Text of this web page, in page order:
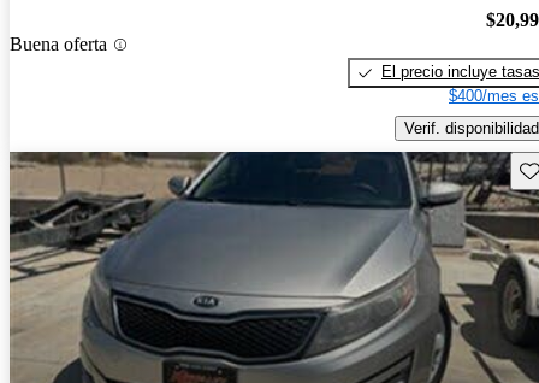
Buena oferta
El precio incluye tasas
$400/mes
Verif. disponibilidad